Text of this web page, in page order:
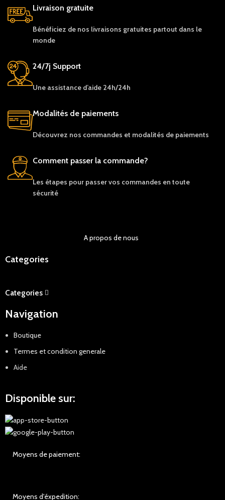
Livraison gratuite
Bénéficiez de nos livraisons gratuites partout dans le
monde
24/7j Support
Une assistance d’aide 24h/24h
Modalités de paiements
Découvrez nos commandes et modalités de paiements
Comment passer la commande?
Les étapes pour passer vos commandes en toute
sécurité
A propos de nous
Categories
Categories
Navigation
Boutique
Termes et condition generale
Aide
Disponible sur:
Moyens de paiement:
Moyens d'éxpedition: